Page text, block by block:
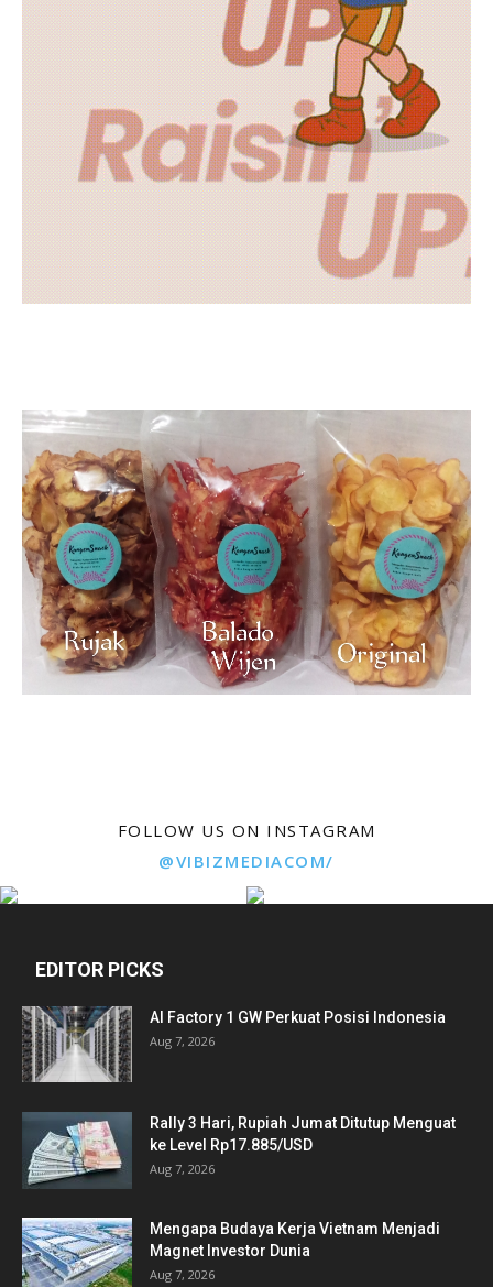
FOLLOW US ON INSTAGRAM
@VIBIZMEDIACOM/
EDITOR PICKS
AI Factory 1 GW Perkuat Posisi Indonesia
Aug 7, 2026
Rally 3 Hari, Rupiah Jumat Ditutup Menguat
ke Level Rp17.885/USD
Aug 7, 2026
Mengapa Budaya Kerja Vietnam Menjadi
Magnet Investor Dunia
Aug 7, 2026